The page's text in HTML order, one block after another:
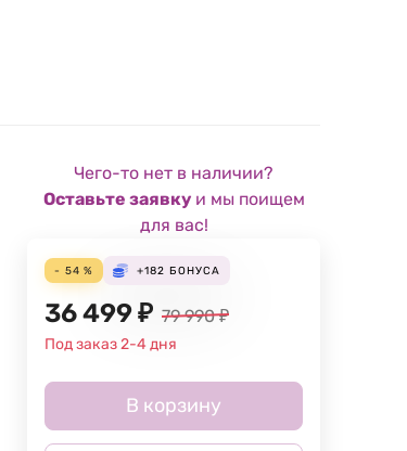
Чего-то нет в наличии?
Оставьте заявкуи мы поищем
для вас!
- 54 % +182 БОНУСА
36 499₽ 79 990 ₽
Под заказ 2-4 дня
В корзину